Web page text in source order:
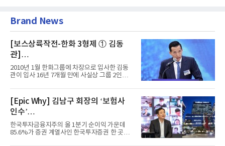
Brand News
[보스상륙작전-한화 3형제 ① 김동
관]
입사 16년 만에 수석부회장 … 경영승
계 ‘초읽기’
2010년 1월 한화그룹에 차장으로 입사한 김동
관이 입사 16년 7개월 만에 사실상 그룹 2인자
[Epic Why] 김남구 회장의 ‘보험사
인수’
발걸음이 신중해진 배경은?
한국투자금융지주의 올 1분기 순이익 가운데
85.6%가 증권 계열사인 한국투자증권 한 곳에